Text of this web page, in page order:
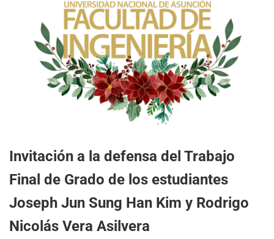
Invitación a la defensa del Trabajo
Final de Grado de los estudiantes
Joseph Jun Sung Han Kim y Rodrigo
Nicolás Vera Asilvera